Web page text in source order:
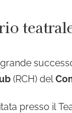
(RCH) del
presso il